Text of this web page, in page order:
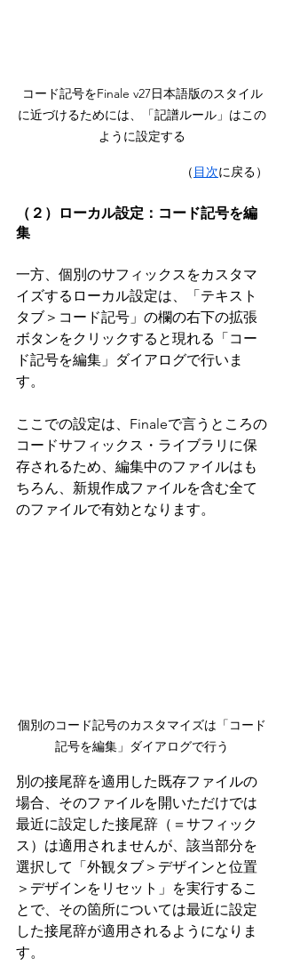
コード記号をFinale v27日本語版のスタイル
に近づけるためには、「記譜ルール」はこの
ように設定する
（ 目次に戻る）
（２）ローカル設定：コード記号を編
集
一方、個別のサフィックスをカスタマ
イズするローカル設定は、「テキスト
タブ＞コード記号」の欄の右下の拡張
ボタンをクリックすると現れる「コー
ド記号を編集」ダイアログで行いま
す。
ここでの設定は、Finaleで言うところの
コードサフィックス・ライブラリに保
存されるため、編集中のファイルはも
ちろん、新規作成ファイルを含む全て
のファイルで有効となります。
個別のコード記号のカスタマイズは「コード
記号を編集」ダイアログで行う
別の接尾辞を適用した既存ファイルの
場合、そのファイルを開いただけでは
最近に設定した接尾辞（＝サフィック
ス）は適用されませんが、該当部分を
選択して「外観タブ＞デザインと位置
＞デザインをリセット」を実行するこ
とで、その箇所については最近に設定
した接尾辞が適用されるようになりま
す。